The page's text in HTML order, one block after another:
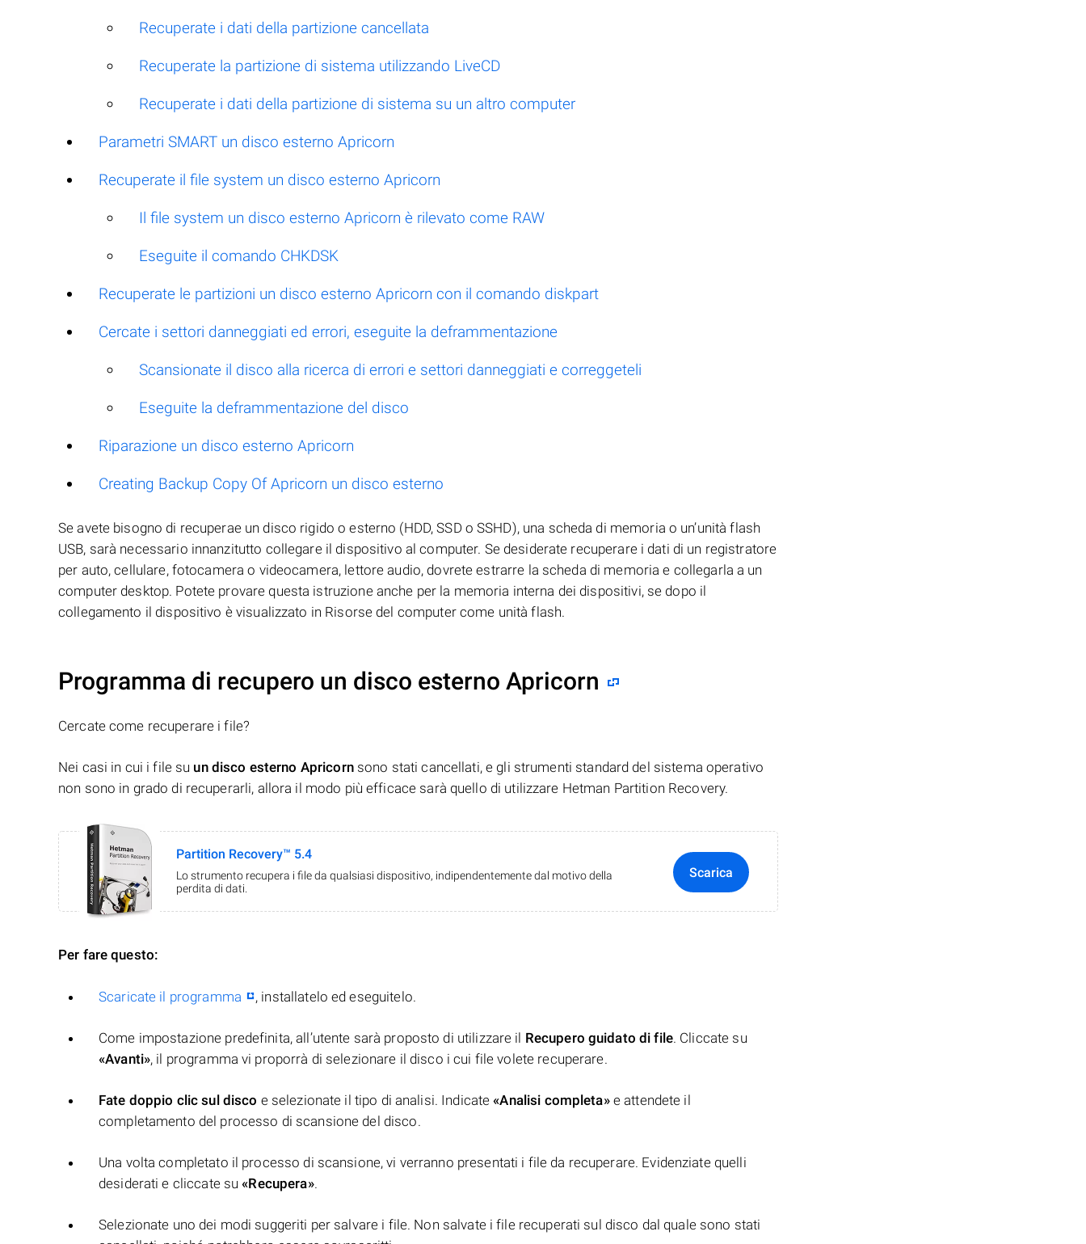
Recuperate i dati della partizione cancellata
Recuperate la partizione di sistema utilizzando LiveCD
Recuperate i dati della partizione di sistema su un altro computer
Parametri SMART un disco esterno Apricorn
Recuperate il file system un disco esterno Apricorn
Il file system un disco esterno Apricorn è rilevato come RAW
Eseguite il comando CHKDSK
Recuperate le partizioni un disco esterno Apricorn con il comando diskpart
Cercate i settori danneggiati ed errori, eseguite la deframmentazione
Scansionate il disco alla ricerca di errori e settori danneggiati e correggeteli
Eseguite la deframmentazione del disco
Riparazione un disco esterno Apricorn
Creating Backup Copy Of Apricorn un disco esterno
Se avete bisogno di recuperae un disco rigido o esterno (HDD, SSD o SSHD), una scheda di memoria o un’unità flash
USB, sarà necessario innanzitutto collegare il dispositivo al computer. Se desiderate recuperare i dati di un registratore
per auto, cellulare, fotocamera o videocamera, lettore audio, dovrete estrarre la scheda di memoria e collegarla a un
computer desktop. Potete provare questa istruzione anche per la memoria interna dei dispositivi, se dopo il
collegamento il dispositivo è visualizzato in Risorse del computer come unità flash.
Programma di recupero un disco esterno Apricorn
Cercate come recuperare i file?
Nei casi in cui i file su un disco esterno Apricornsono stati cancellati, e gli strumenti standard del sistema operativo
non sono in grado di recuperarli, allora il modo più efficace sarà quello di utilizzare Hetman Partition Recovery.
Partition Recovery™ 5.4
Lo strumento recupera i file da qualsiasi dispositivo, indipendentemente dal motivo della
perdita di dati.
Scarica
Per fare questo:
Scaricate il programma , installatelo ed eseguitelo.
Come impostazione predefinita, all’utente sarà proposto di utilizzare il Recupero guidato di file. Cliccate su
«Avanti», il programma vi proporrà di selezionare il disco i cui file volete recuperare.
Fate doppio clic sul disco e selezionate il tipo di analisi. Indicate«Analisi completa»e attendete il
completamento del processo di scansione del disco.
Una volta completato il processo di scansione, vi verranno presentati i file da recuperare. Evidenziate quelli
desiderati e cliccate su«Recupera».
Selezionate uno dei modi suggeriti per salvare i file. Non salvate i file recuperati sul disco dal quale sono stati